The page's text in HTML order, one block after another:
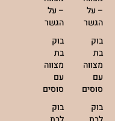
– על
הגשר
בוק
בת
מצווה
עם
סוסים
בוק
– על
הגשר
בוק
בת
מצווה
עם
סוסים
בוק